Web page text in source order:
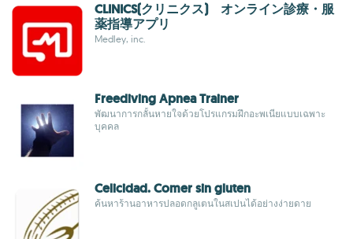
CLINICS(クリニクス) オンライン診療・服
薬指導アプリ
Medley, inc.
Freediving Apnea Trainer
พัฒนาการกลั้นหายใจด้วยโปรแกรมฝึกอะพเนียแบบเฉพาะ
บุคคล
Celicidad. Comer sin gluten
ค้นหาร้านอาหารปลอดกลูเตนในสเปนได้อย่างง่ายดาย